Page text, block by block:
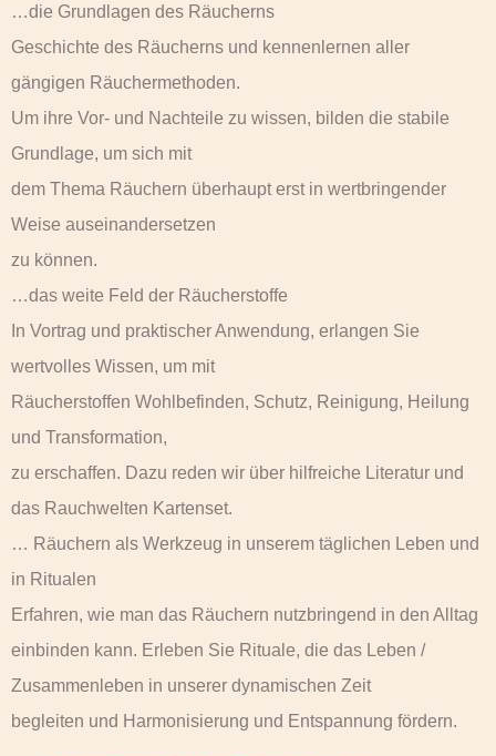
…die Grundlagen des Räucherns
Geschichte des Räucherns und kennenlernen aller
gängigen Räuchermethoden.
Um ihre Vor- und Nachteile zu wissen, bilden die stabile
Grundlage, um sich mit
dem Thema Räuchern überhaupt erst in wertbringender
Weise auseinandersetzen
zu können.
…das weite Feld der Räucherstoffe
In Vortrag und praktischer Anwendung, erlangen Sie
wertvolles Wissen, um mit
Räucherstoffen Wohlbefinden, Schutz, Reinigung, Heilung
und Transformation,
zu erschaffen. Dazu reden wir über hilfreiche Literatur und
das Rauchwelten Kartenset.
… Räuchern als Werkzeug in unserem täglichen Leben und
in Ritualen
Erfahren, wie man das Räuchern nutzbringend in den Alltag
einbinden kann. Erleben Sie Rituale, die das Leben /
Zusammenleben in unserer dynamischen Zeit
begleiten und Harmonisierung und Entspannung fördern.